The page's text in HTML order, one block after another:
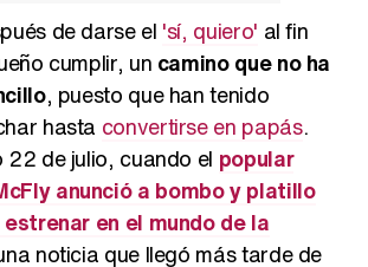
de darse el 'sí, quiero' al fin
cumplir, un camino que no ha
, puesto que han tenido
hasta convertirse en papás.
22 de julio, cuando el popular
anunció a bombo y platillo
en el mundo de la
noticia que llegó más tarde de